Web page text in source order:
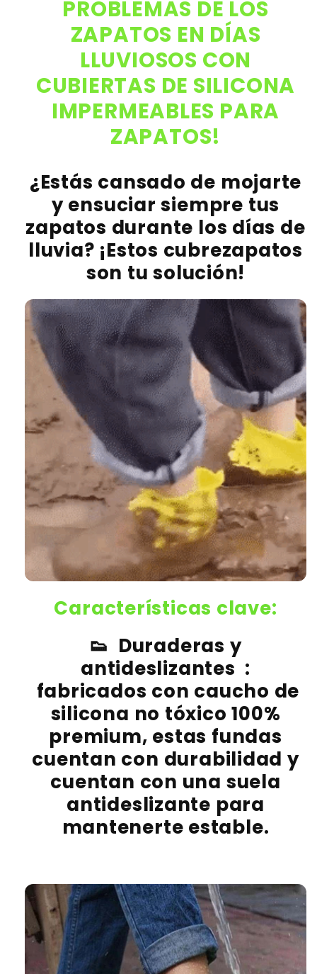
PROBLEMAS DE LOS
ZAPATOS EN DÍAS
LLUVIOSOS CON
CUBIERTAS DE SILICONA
IMPERMEABLES PARA
ZAPATOS!
¿Estás cansado de mojarte
y ensuciar siempre tus
zapatos durante los días de
lluvia? ¡Estos cubrezapatos
son tu solución!
Características clave:
👟 Duraderas y
antideslizantes :
fabricados con caucho de
silicona no tóxico 100%
premium, estas fundas
cuentan con durabilidad y
cuentan con una suela
antideslizante para
mantenerte estable.